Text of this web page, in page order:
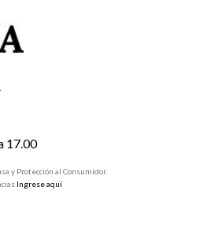
17.00
y Protección al Consumidor.
Ingrese aquí